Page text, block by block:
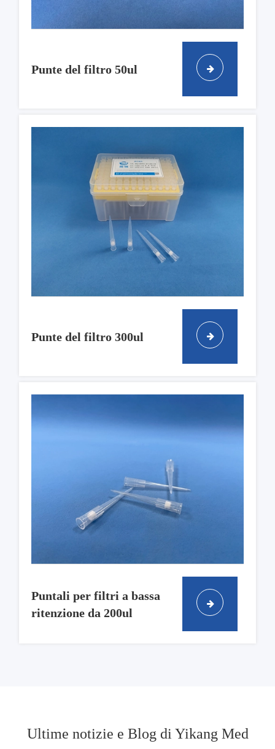
Punte del filtro 50ul
Punte del filtro 300ul
Puntali per filtri a bassa
ritenzione da 200ul
Ultime notizie e Blog di Yikang Med